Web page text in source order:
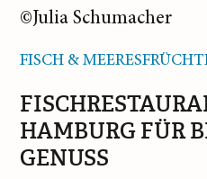
FISCH &
HAMBURG FÜR
GENUSS